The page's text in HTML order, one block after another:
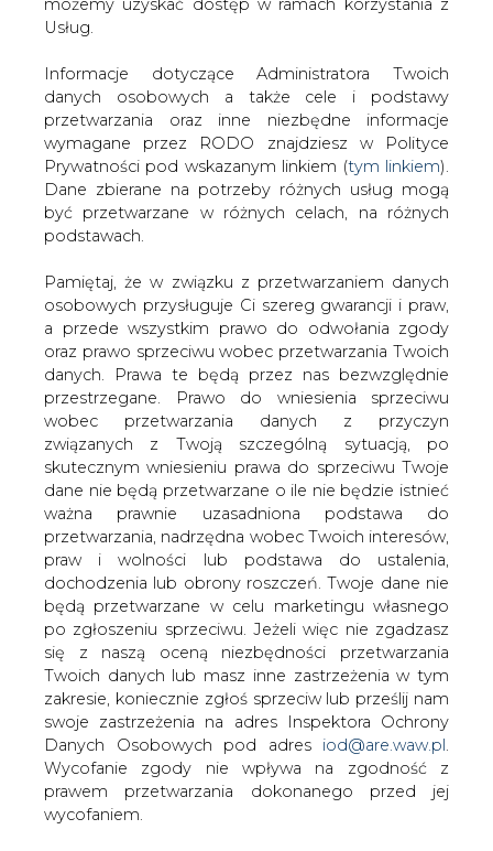
Usług.
Informacje dotyczące Administratora Twoich
danych osobowych a także cele i podstawy
przetwarzania oraz inne niezbędne informacje
wymagane przez RODO znajdziesz w Polityce
Prywatności pod wskazanym linkiem (tym linkiem).
Dane zbierane na potrzeby różnych usług mogą
być przetwarzane w różnych celach, na różnych
podstawach.
Pamiętaj, że w związku z przetwarzaniem danych
osobowych przysługuje Ci szereg gwarancji i praw,
a przede wszystkim prawo do odwołania zgody
oraz prawo sprzeciwu wobec przetwarzania Twoich
danych. Prawa te będą przez nas bezwzględnie
przestrzegane. Prawo do wniesienia sprzeciwu
wobec przetwarzania danych z przyczyn
związanych z Twoją szczególną sytuacją, po
skutecznym wniesieniu prawa do sprzeciwu Twoje
dane nie będą przetwarzane o ile nie będzie istnieć
ważna prawnie uzasadniona podstawa do
przetwarzania, nadrzędna wobec Twoich interesów,
praw i wolności lub podstawa do ustalenia,
dochodzenia lub obrony roszczeń. Twoje dane nie
będą przetwarzane w celu marketingu własnego
po zgłoszeniu sprzeciwu. Jeżeli więc nie zgadzasz
się z naszą oceną niezbędności przetwarzania
Twoich danych lub masz inne zastrzeżenia w tym
zakresie, koniecznie zgłoś sprzeciw lub prześlij nam
swoje zastrzeżenia na adres Inspektora Ochrony
Danych Osobowych pod adres iod@are.waw.pl
Wycofanie zgody nie wpływa na zgodność z
prawem przetwarzania dokonanego przed jej
wycofaniem.
2011-08-17 00:00
skomentuj
udostępnij:
Widok Energia planuje w sektorze
OZE inwestycje warte 60 mln zł
Widok Energia, spółka która
zadebiutowała w lipcu br. na rynku
NewConnect, rozpoczyna realizację
planu inwestycyjnego w wysokości 60
mln zł. Obecnie rozpoczęły się prace nad
pozyskaniem finansowania projektu.
Obok uruchomionego w czerwcu br. zakładu granulacji
biomasy, grupę Widok Energia ma tworzyć
elektrociepłownia na biomasę, plantacja roślin
energetycznych, drugi zakład granulacji biomasy oraz
instalacje do przetwarzania tworzyw sztucznych na
paliwo płynne, a następnie wytwarzanie z tego paliwa
energii elektrycznej w procesie wysokosprawnej
kogeneracji.
Strategia rozwoju Widok Energia zakłada budowę grupy
spółek z obszaru OZE. Pierwszą tego typu spółką jest
Widok Energia (zakład granulacji). Docelowo spółka
zakłada tworzenie kolejnych spółek celowych